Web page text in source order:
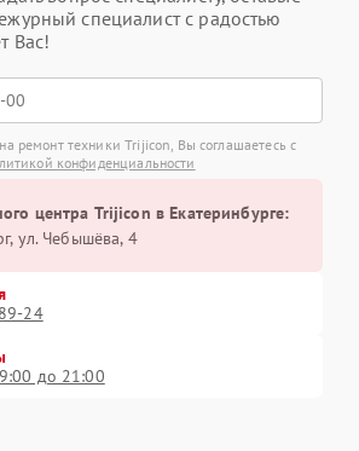
специалист с радостью
Вас!
ремонт техники Trijicon, Вы соглашаетесь с
конфиденциальности
центра Trijicon в Екатеринбурге:
ул. Чебышёва, 4
24
до 21:00